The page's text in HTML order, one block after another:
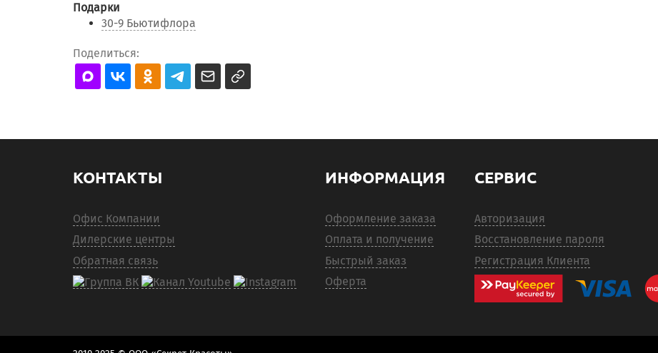
Подарки
30-9 Бьютифлора
Поделиться:
КОНТАКТЫ
Офис Компании
Дилерские центры
Обратная связь
ИНФОРМАЦИЯ
Оформление заказа
Оплата и получение
Быстрый заказ
Оферта
СЕРВИС
Авторизация
Восстановление пароля
Регистрация Клиента